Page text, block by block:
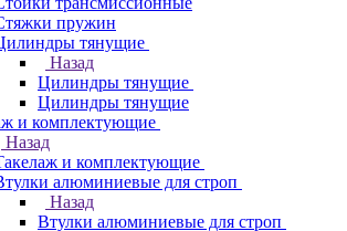
пружин
тянущие
Назад
Цилиндры тянущие
Цилиндры тянущие
и комплектующие
Назад
и комплектующие
алюминиевые для строп
Назад
Втулки алюминиевые для строп